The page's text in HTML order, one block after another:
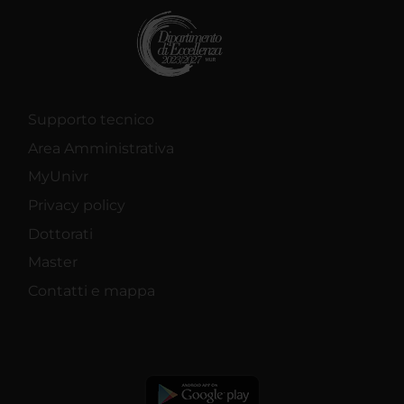
Supporto tecnico
Area Amministrativa
MyUnivr
Privacy policy
Dottorati
Master
Contatti e mappa